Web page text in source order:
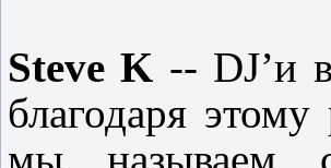
Steve K -- DJ’и
благодаря
мы называем